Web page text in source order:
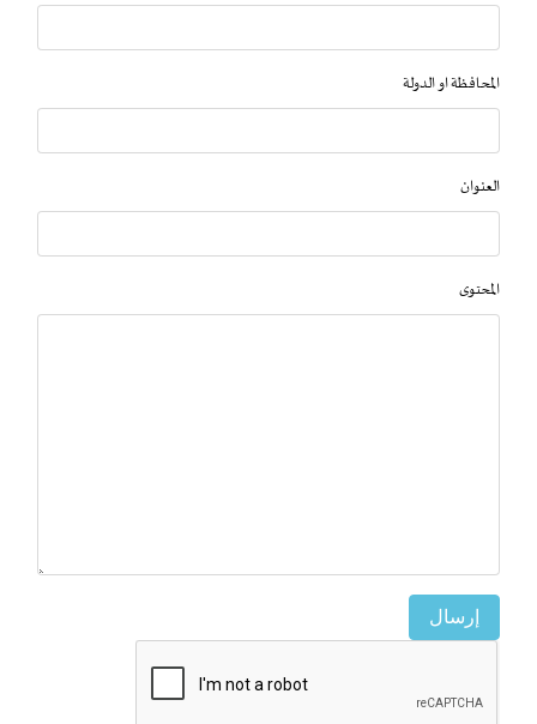
المحافظة او الدولة
العنوان
المحتوى
إرسال